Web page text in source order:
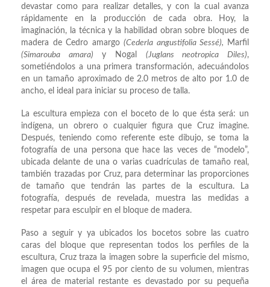
devastar como para realizar detalles, y con la cual avanza
rápidamente en la producción de cada obra. Hoy, la
imaginación, la técnica y la habilidad obran sobre bloques de
madera de Cedro amargo(Cederla angustifolia Sessé),
Marfil
(Simarouba amara) y Nogal (Juglans neotropica Diles),
sometiéndolos a una primera transformación, adecuándolos
en un tamaño aproximado de 2.0 metros de alto por 1.0 de
ancho, el ideal para iniciar su proceso de talla.
La escultura empieza con el boceto de lo que ésta será: un
indígena, un obrero o cualquier figura que Cruz imagine.
Después, teniendo como referente este dibujo, se toma la
fotografía de una persona que hace las veces de “modelo”,
ubicada delante de una o varias cuadrículas de tamaño real,
también trazadas por Cruz, para determinar las proporciones
de tamaño que tendrán las partes de la escultura. La
fotografía, después de revelada, muestra las medidas a
respetar para esculpir en el bloque de madera.
Paso a seguir y ya ubicados los bocetos sobre las cuatro
caras del bloque que representan todos los perfiles de la
escultura, Cruz traza la imagen sobre la superficie del mismo,
imagen que ocupa el 95 por ciento de su volumen, mientras
el área de material restante es devastado por su pequeña